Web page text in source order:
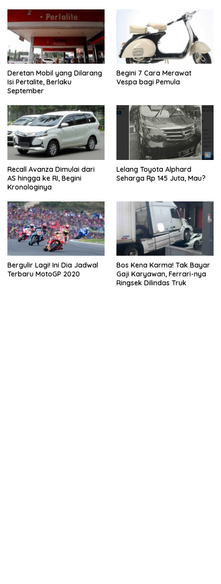
Deretan Mobil yang Dilarang
Isi Pertalite, Berlaku
September
Begini 7 Cara Merawat
Vespa bagi Pemula
Recall Avanza Dimulai dari
AS hingga ke RI, Begini
Kronologinya
Lelang Toyota Alphard
Seharga Rp 145 Juta, Mau?
Bergulir Lagi! Ini Dia Jadwal
Terbaru MotoGP 2020
Bos Kena Karma! Tak Bayar
Gaji Karyawan, Ferrari-nya
Ringsek Dilindas Truk